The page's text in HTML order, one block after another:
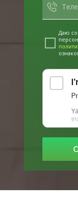
Даю